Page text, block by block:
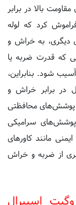
کرد که لوله
دیگری، به خراش و
قدرت ضربه یا
شود. بنابراین،
در برابر خراش و
پوشش‌های محافظتی
سرامیکی
مانند کاورهای
از ضربه و خراش